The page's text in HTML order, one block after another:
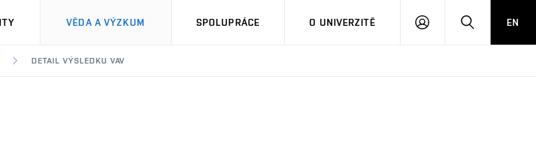
VĚDA A VÝZKUM SPOLUPRÁCE O UNIVERZITĚ
PŘIHLÁSIT HLEDATEN
DETAIL VÝSLEDKU VAV